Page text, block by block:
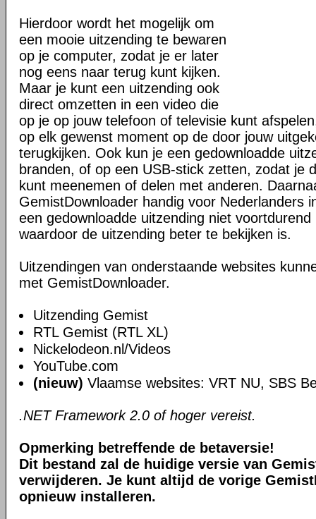
Hierdoor wordt het mogelijk om
een mooie uitzending te bewaren
op je computer, zodat je er later
nog eens naar terug kunt kijken.
Maar je kunt een uitzending ook
direct omzetten in een video die
op je op jouw telefoon of televisie kunt
op elk gewenst moment op de door jouw
terugkijken. Ook kun je een gedownloadde
branden, of op een USB-stick zetten, zodat je
kunt meenemen of delen met anderen.
GemistDownloader handig voor Nederlanders
een gedownloadde uitzending niet
waardoor de uitzending beter te bekijken is.
Uitzendingen van onderstaande websites
met GemistDownloader.
Uitzending Gemist
RTL Gemist (RTL XL)
Nickelodeon.nl/Videos
YouTube.com
(nieuw) Vlaamse websites: VRT NU, SBS
.NET Framework 2.0 of hoger vereist.
Opmerking betreffende de betaversie!
Dit bestand zal de huidige versie van
verwijderen. Je kunt altijd de vorige
opnieuw installeren.